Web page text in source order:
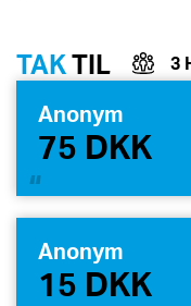
TAKTIL 3
Anonym
75 DKK
Anonym
15 DKK